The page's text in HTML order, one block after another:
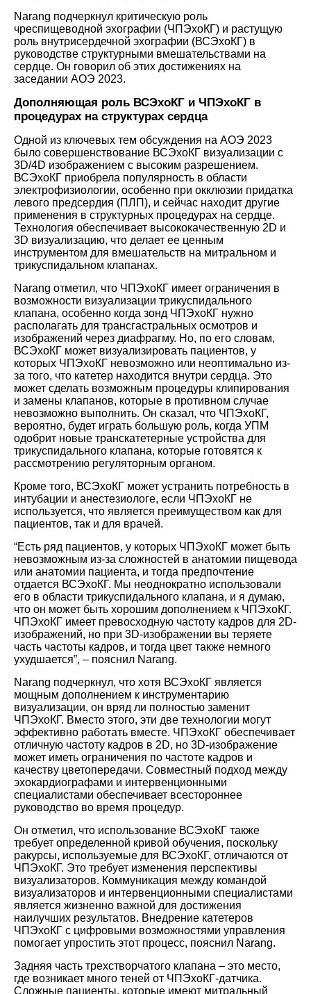
Narang подчеркнул критическую роль
чреспищеводной эхографии (ЧПЭхоКГ) и растущую
роль внутрисердечной эхографии (ВСЭхоКГ) в
руководстве структурными вмешательствами на
сердце. Он говорил об этих достижениях на
заседании АОЭ 2023.
Дополняющая роль ВСЭхоКГ и ЧПЭхоКГ в
процедурах на структурах сердца
Одной из ключевых тем обсуждения на АОЭ 2023
было совершенствование ВСЭхоКГ визуализации с
3D/4D изображением с высоким разрешением.
ВСЭхоКГ приобрела популярность в области
электрофизиологии, особенно при окклюзии придатка
левого предсердия (ПЛП), и сейчас находит другие
применения в структурных процедурах на сердце.
Технология обеспечивает высококачественную 2D и
3D визуализацию, что делает ее ценным
инструментом для вмешательств на митральном и
трикуспидальном клапанах.
Narang отметил, что ЧПЭхоКГ имеет ограничения в
возможности визуализации трикуспидального
клапана, особенно когда зонд ЧПЭхоКГ нужно
располагать для трансгастральных осмотров и
изображений через диафрагму. Но, по его словам,
ВСЭхоКГ может визуализировать пациентов, у
которых ЧПЭхоКГ невозможно или неоптимально из-
за того, что катетер находится внутри сердца. Это
может сделать возможным процедуры клипирования
и замены клапанов, которые в противном случае
невозможно выполнить. Он сказал, что ЧПЭхоКГ,
вероятно, будет играть большую роль, когда УПМ
одобрит новые транскатетерные устройства для
трикуспидального клапана, которые готовятся к
рассмотрению регуляторным органом.
Кроме того, ВСЭхоКГ может устранить потребность в
интубации и анестезиологе, если ЧПЭхоКГ не
используется, что является преимуществом как для
пациентов, так и для врачей.
“Есть ряд пациентов, у которых ЧПЭхоКГ может быть
невозможным из-за сложностей в анатомии пищевода
или анатомии пациента, и тогда предпочтение
отдается ВСЭхоКГ. Мы неоднократно использовали
его в области трикуспидального клапана, и я думаю,
что он может быть хорошим дополнением к ЧПЭхоКГ.
ЧПЭхоКГ имеет превосходную частоту кадров для 2D-
изображений, но при 3D-изображении вы теряете
часть частоты кадров, и тогда цвет также немного
ухудшается”, – пояснил Narang.
Narang подчеркнул, что хотя ВСЭхоКГ является
мощным дополнением к инструментарию
визуализации, он вряд ли полностью заменит
ЧПЭхоКГ. Вместо этого, эти две технологии могут
эффективно работать вместе. ЧПЭхоКГ обеспечивает
отличную частоту кадров в 2D, но 3D-изображение
может иметь ограничения по частоте кадров и
качеству цветопередачи. Совместный подход между
эхокардиографами и интервенционными
специалистами обеспечивает всестороннее
руководство во время процедур.
Он отметил, что использование ВСЭхоКГ также
требует определенной кривой обучения, поскольку
ракурсы, используемые для ВСЭхоКГ, отличаются от
ЧПЭхоКГ. Это требует изменения перспективы
визуализаторов. Коммуникация между командой
визуализаторов и интервенционными специалистами
является жизненно важной для достижения
наилучших результатов. Внедрение катетеров
ЧПЭхоКГ с цифровыми возможностями управления
помогает упростить этот процесс, пояснил Narang.
Задняя часть трехстворчатого клапана – это место,
где возникает много теней от ЧПЭхоКГ-датчика.
Сложные пациенты, которые имеют митральный